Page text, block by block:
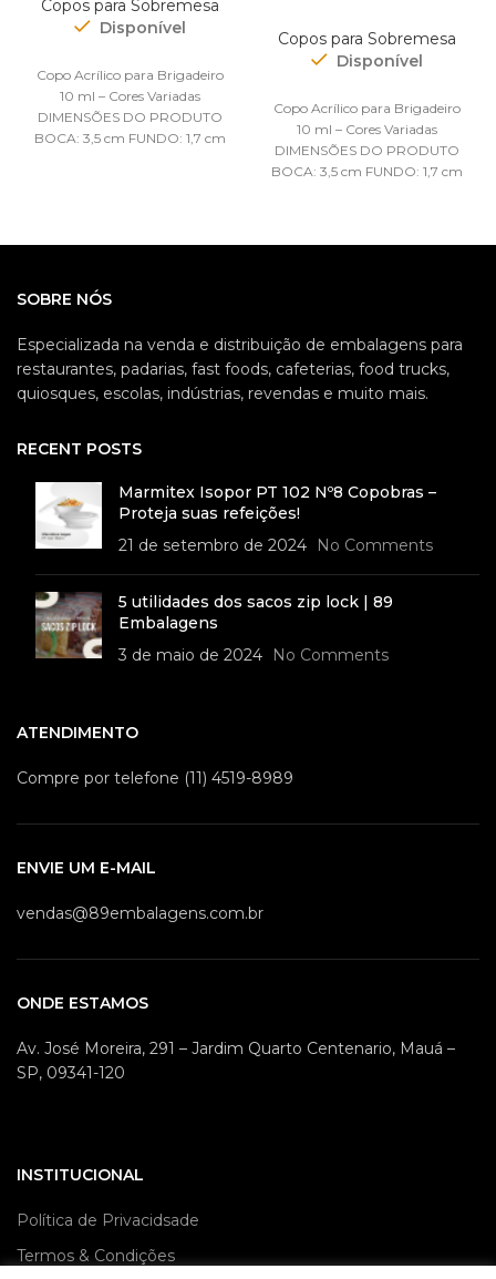
Copos para Sobremesa
Disponível
Copo Acrílico para Brigadeiro
10 ml – Cores Variadas
DIMENSÕES DO PRODUTO
BOCA: 3,5 cm FUNDO: 1,7 cm
Copos para Sobremesa
Disponível
Copo Acrílico para Brigadeiro
10 ml – Cores Variadas
DIMENSÕES DO PRODUTO
BOCA: 3,5 cm FUNDO: 1,7 cm
SOBRE NÓS
Especializada na venda e distribuição de embalagens para
restaurantes, padarias, fast foods, cafeterias, food trucks,
quiosques, escolas, indústrias, revendas e muito mais.
RECENT POSTS
Marmitex Isopor PT 102 Nº8 Copobras –
Proteja suas refeições!
21 de setembro de 2024
No Comments
5 utilidades dos sacos zip lock | 89
Embalagens
3 de maio de 2024
No Comments
ATENDIMENTO
Compre por telefone (11) 4519-8989
ENVIE UM E-MAIL
vendas@89embalagens.com.br
ONDE ESTAMOS
Av. José Moreira, 291 – Jardim Quarto Centenario, Mauá –
SP, 09341-120
INSTITUCIONAL
Política de Privacidsade
Termos & Condições